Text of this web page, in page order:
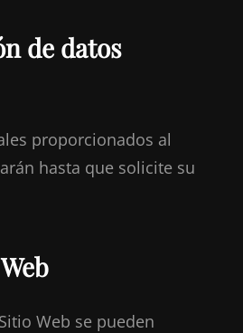
de datos
proporcionados al
hasta que solicite su
Web se pueden